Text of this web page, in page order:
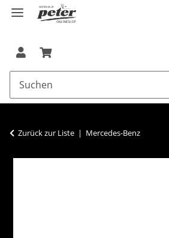
Zurück zur Liste Mercedes-Benz